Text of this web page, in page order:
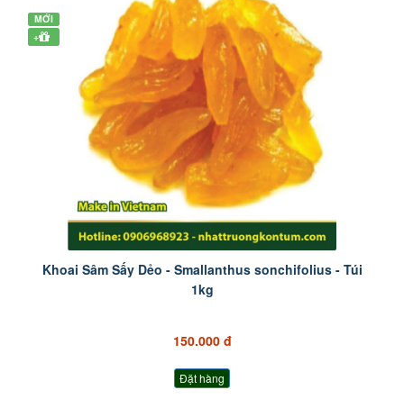
MỚI
+
Khoai Sâm Sấy Dẻo - Smallanthus sonchifolius - Túi
1kg
150.000 đ
Đặt hàng